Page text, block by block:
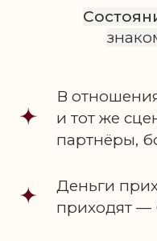
В
и тот же
партнёры,
Деньги
приходят —